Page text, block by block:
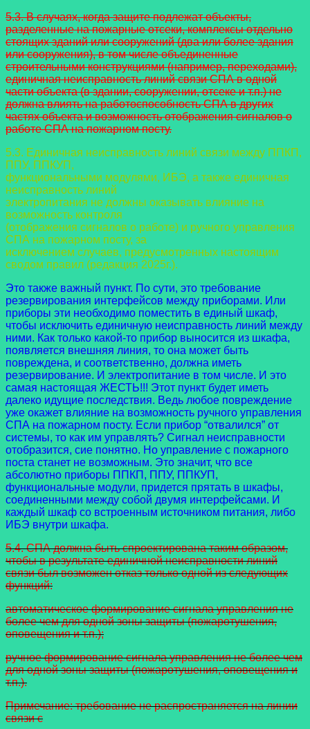
5.3. В случаях, когда защите подлежат объекты,
разделенные на пожарные отсеки, комплексы отдельно
стоящих зданий или сооружений (два или более здания
или сооружения), в том числе объединенные
строительными конструкциями (например, переходами),
единичная неисправность линий связи СПА в одной
части объекта (в здании, сооружении, отсеке и т.п.) не
должна влиять на работоспособность СПА в других
частях объекта и возможность отображения сигналов о
работе СПА на пожарном посту.
5.3. Единичная неисправность линий связи между ППКП,
ППУ, ППКУП,
функциональными модулями, ИБЭ, а также единичная
неисправность линий
электропитания не должны оказывать влияние на
возможность контроля
(отображения сигналов о работе) и ручного управления
СПА на пожарном посту, за
исключением случаев, предусмотренных настоящим
сводом правил (редакция 2025г.).
Это также важный пункт. По сути, это требование
резервирования интерфейсов между приборами. Или
приборы эти необходимо поместить в единый шкаф,
чтобы исключить единичную неисправность линий между
ними. Как только какой-то прибор выносится из шкафа,
появляется внешняя линия, то она может быть
повреждена, и соответственно, должна иметь
резервирование. И электропитание в том числе. И это
самая настоящая ЖЕСТЬ!!! Этот пункт будет иметь
далеко идущие последствия. Ведь любое повреждение
уже окажет влияние на возможность ручного управления
СПА на пожарном посту. Если прибор “отвалился” от
системы, то как им управлять? Сигнал неисправности
отобразится, сие понятно. Но управление с пожарного
поста станет не возможным. Это значит, что все
абсолютно приборы ППКП, ППУ, ППКУП,
функциональные модули, придется прятать в шкафы,
соединенными между собой двумя интерфейсами. И
каждый шкаф со встроенным источником питания, либо
ИБЭ внутри шкафа.
5.4. СПА должна быть спроектирована таким образом,
чтобы в результате единичной неисправности линий
связи был возможен отказ только одной из следующих
функций:
автоматическое формирование сигнала управления не
более чем для одной зоны защиты (пожаротушения,
оповещения и т.п.);
ручное формирование сигнала управления не более чем
для одной зоны защиты (пожаротушения, оповещения и
т.п.).
Примечание: требование не распространяется на линии
связи с